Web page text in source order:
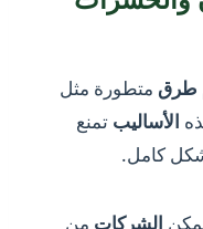
طرق متطورة مثل
الأساليب تمنع
كامل.
الشركات من